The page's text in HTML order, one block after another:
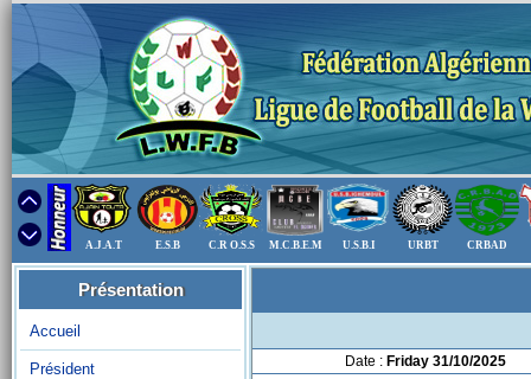
A.J.A.T E.S.B C.R O.S.S M.C.B.E.M U.S.B.I URBT CRBAD
Présentation
Accueil
Président Date : Friday 31/10/2025